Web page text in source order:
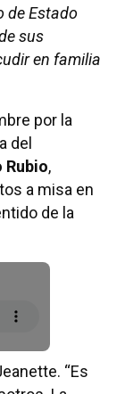
de Estado
sus
en familia
por la
del
Rubio,
a misa en
de la
“Es